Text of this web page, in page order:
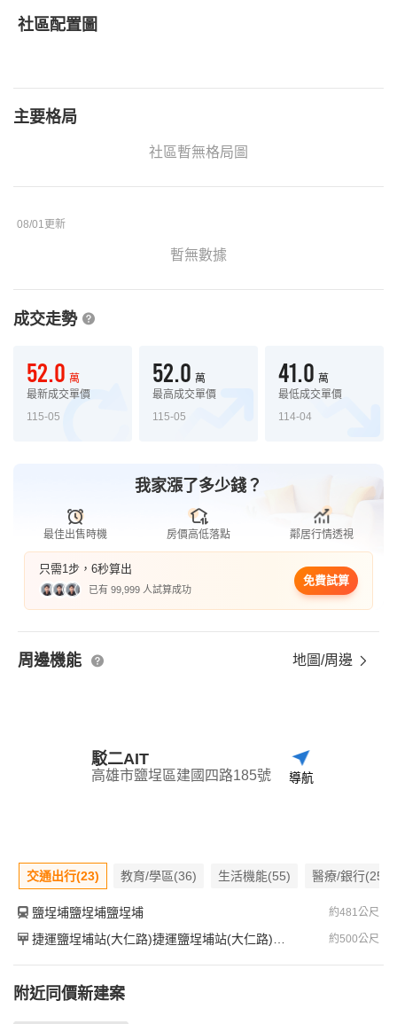
社區配置圖
主要格局
社區暫無格局圖
08/01更新
暫無數據
成交走勢
52.0 萬
最新成交單價
115-05
52.0 萬
最高成交單價
115-05
41.0 萬
最低成交單價
114-04
我家漲了多少錢？
最佳出售時機 房價高低落點 鄰居行情透視
只需1步，6秒算出
已有 99,999 人試算成功
免費試算
周邊機能 地圖/周邊
駁二AIT
高雄市鹽埕區建國四路185號 導航
交通出行(23) 教育/學區(36) 生活機能(55) 醫療/銀行(25)
鹽埕埔鹽埕埔鹽埕埔 約481公尺
捷運鹽埕埔站(大仁路)捷運鹽埕埔站(大仁路)捷運鹽埕埔站(大仁路) 約500公尺
附近同價新建案